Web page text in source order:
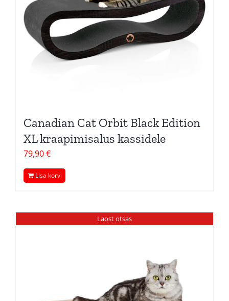
Canadian Cat Orbit Black Edition
XL kraapimisalus kassidele
79,90€
Lisa korvi
Laost otsas